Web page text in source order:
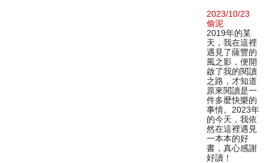
2023/10/23
偷泥
2019年的某
天，我在這裡
遇見了薩豐的
風之影，便開
啟了我的閱讀
之路，才知道
原來閱讀是一
件多麼快樂的
事情。2023年
的今天，我依
然在這裡遇見
一本本的好
書，真心感謝
好讀！